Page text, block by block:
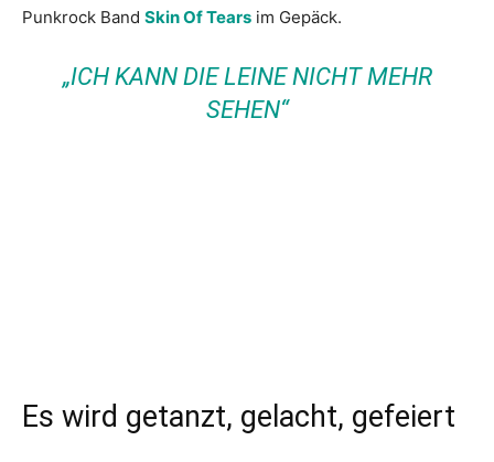
Punkrock Band Skin Of Tears im Gepäck.
„ICH KANN DIE LEINE NICHT MEHR
SEHEN“
Es wird getanzt, gelacht, gefeiert